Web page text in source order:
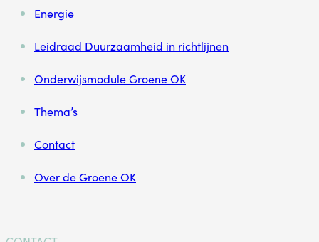
Energie
Leidraad Duurzaamheid in richtlijnen
Onderwijsmodule Groene OK
Thema’s
Contact
Over de Groene OK